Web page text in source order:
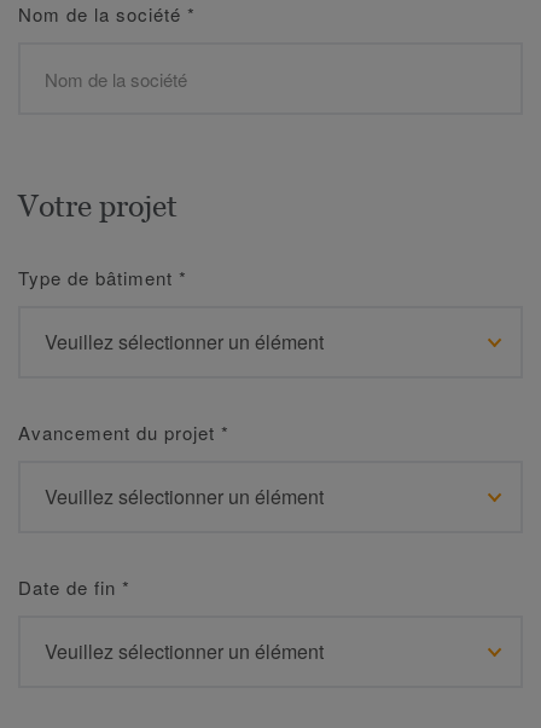
Nom de la société *
Votre projet
Type de bâtiment *
Avancement du projet *
Date de fin *